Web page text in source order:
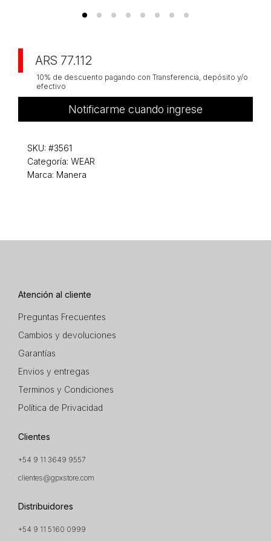
ARS 77.112
10% de descuento pagando con Transferencia, depósito y/o
efectivo
Notificarme cuando ingrese
SKU: #3561
Categoría: WEAR
Marca: Manera
Atención al cliente
Preguntas Frecuentes
Cambios y devoluciones
Garantías
Envios y entregas
Terminos y Condiciones
Política de Privacidad
Clientes
+54 9 11 3649 9557
clientes@gpxstore.com
Distribuidores
+54 9 11 5160 0999